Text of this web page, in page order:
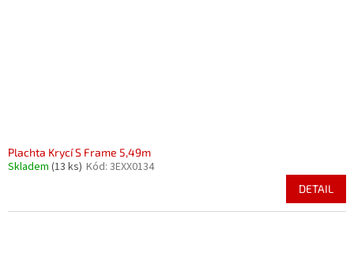
Plachta Krycí S Frame 5,49m
Skladem (13 ks) Kód: 3EXX0134
DETAIL